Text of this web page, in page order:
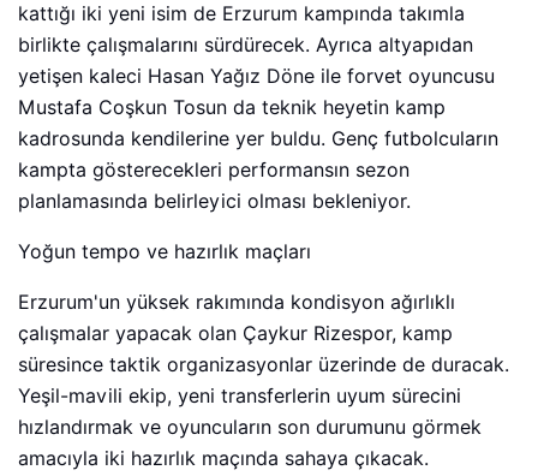
kattığı iki yeni isim de Erzurum kampında takımla
birlikte çalışmalarını sürdürecek. Ayrıca altyapıdan
yetişen kaleci Hasan Yağız Döne ile forvet oyuncusu
Mustafa Coşkun Tosun da teknik heyetin kamp
kadrosunda kendilerine yer buldu. Genç futbolcuların
kampta gösterecekleri performansın sezon
planlamasında belirleyici olması bekleniyor.
Yoğun tempo ve hazırlık maçları
Erzurum'un yüksek rakımında kondisyon ağırlıklı
çalışmalar yapacak olan Çaykur Rizespor, kamp
süresince taktik organizasyonlar üzerinde de duracak.
Yeşil-mavili ekip, yeni transferlerin uyum sürecini
hızlandırmak ve oyuncuların son durumunu görmek
amacıyla iki hazırlık maçında sahaya çıkacak.